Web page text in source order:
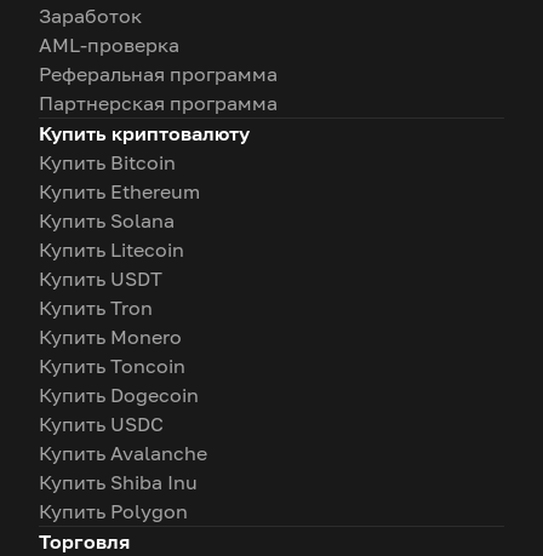
Заработок
AML-проверка
Реферальная программа
Партнерская программа
Купить криптовалюту
Купить Bitcoin
Купить Ethereum
Купить Solana
Купить Litecoin
Купить USDT
Купить Tron
Купить Monero
Купить Toncoin
Купить Dogecoin
Купить USDC
Купить Avalanche
Купить Shiba Inu
Купить Polygon
Торговля